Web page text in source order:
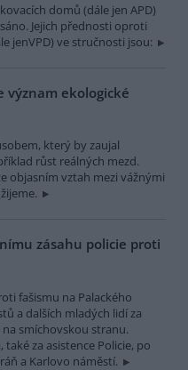
domů (dále jen APD)
Jejich přednosti oproti
jenVPD) ve stručnosti jsou:
význam ekologické
který by zaujal
růst reálných mezd.
objasním vztah mezi vážnými
zásahu policie proti
fašismu na Palackého
a dalších mladých lidí za
smíchovskou stranu.
za asistence Policie, po
a Karlovo náměstí.